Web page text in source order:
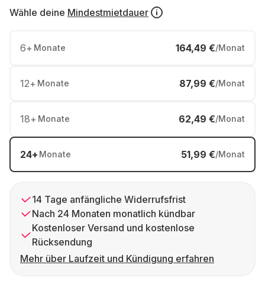
Wähle deine Mindestmietdauer
6+ Monate 164,49 €/Monat
12+ Monate 87,99 €/Monat
18+ Monate 62,49 €/Monat
24+ Monate 51,99 €/Monat
14 Tage anfängliche Widerrufsfrist
Nach 24 Monaten monatlich kündbar
Kostenloser Versand und kostenlose
Rücksendung
Mehr über Laufzeit und Kündigung erfahren